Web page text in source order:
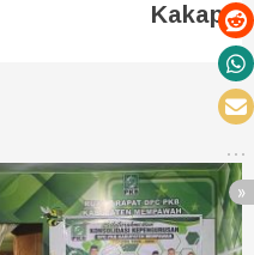
Kakap